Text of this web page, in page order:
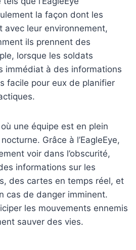
la façon dont les
avec leur environnement,
ils prennent des
lorsque les soldats
immédiat à des informations
facile pour eux de planifier
une équipe est en plein
Grâce à l’EagleEye,
voir dans l’obscurité,
informations sur les
des cartes en temps réel, et
cas de danger imminent.
les mouvements ennemis
sauver des vies.